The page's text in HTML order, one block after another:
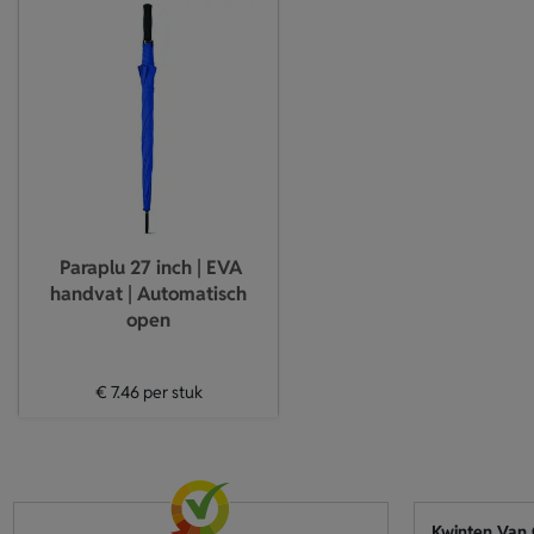
Paraplu 27 inch | EVA
handvat | Automatisch
open
€ 7.46per stuk